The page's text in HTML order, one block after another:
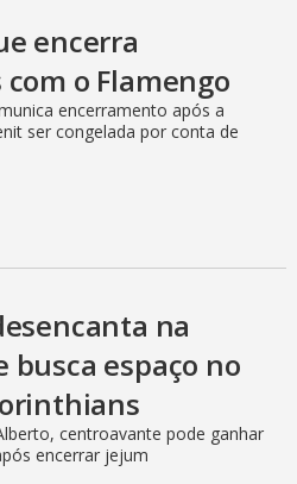
encerra
o Flamengo
encerramento após a
ser congelada por conta de
na
busca espaço no
centroavante pode ganhar
encerrar jejum